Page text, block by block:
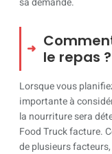
le repas ?
Lorsque vous
importante à
la nourriture sera
Food Truck facture.
de plusieurs